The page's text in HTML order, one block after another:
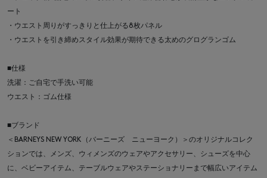
ート
・ウエスト周りがすっきりと仕上がる8枚パネル
・ウエストを引き締めスタイル効果が期待できる太めのグログランゴム
■仕様
洗濯：ご自宅で手洗い可能
ウエスト：ゴム仕様
■ブランド
＜BARNEYS NEW YORK（バーニーズ ニューヨーク）＞のオリジナルコレク
ションでは、メンズ、ウィメンズのウェアやアクセサリー、シューズを中心
に、ベビーアイテム、テーブルウェアやステーショナリーまで幅広いアイテム